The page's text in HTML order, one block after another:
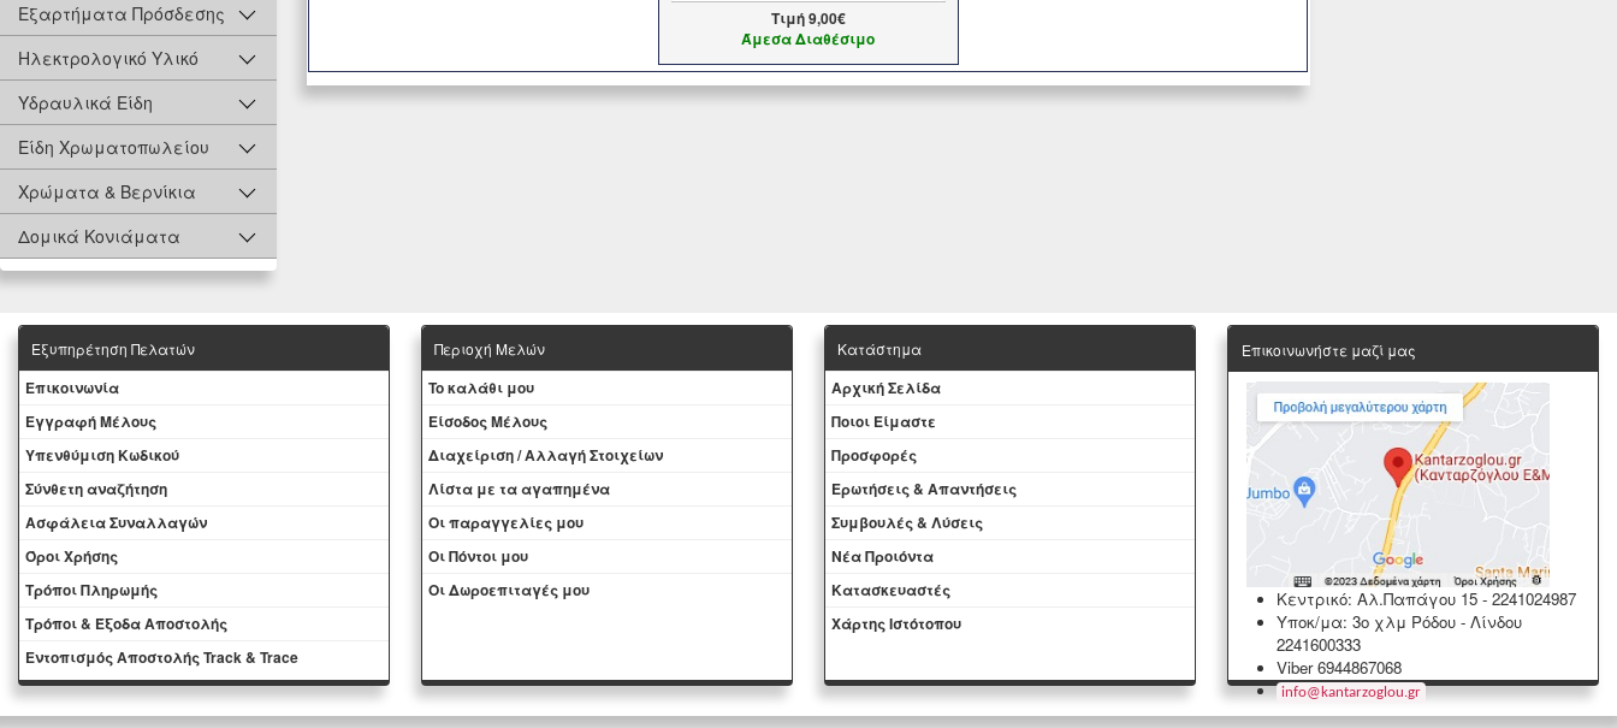
Εξαρτήματα Πρόσδεσης
Ηλεκτρολογικό Υλικό
Υδραυλικά Είδη
Είδη Χρωματοπωλείου
Χρώματα & Βερνίκια
Δομικά Κονιάματα
Τιμή9,00€
Άμεσα Διαθέσιμο
Εξυπηρέτηση Πελατών
Eπικοινωνία
Εγγραφή Μέλους
Yπενθύμιση Κωδικού
Σύνθετη αναζήτηση
Ασφάλεια Συναλλαγών
Όροι Χρήσης
Τρόποι Πληρωμής
Τρόποι & Έξοδα Αποστολής
Εντοπισμός Αποστολής Track & Trace
Περιοχή Mελών
To καλάθι μου
Eίσοδος Μέλους
Διαχείριση / Aλλαγή Στοιχείων
Λίστα με τα αγαπημένα
Oι παραγγελίες μου
Οι Πόντοι μου
Oι Δωροεπιταγές μου
Κατάστημα
Aρχική Σελίδα
Ποιοι Είμαστε
Προσφορές
Ερωτήσεις & Απαντήσεις
Συμβουλές & Λύσεις
Νέα Προιόντα
Kατασκευαστές
Χάρτης Ιστότοπου
Επικοινωνήστε μαζί μας
Κεντρικό: Αλ.Παπάγου 15 -2241024987
Υποκ/μα: 3ο χλμ Ρόδου - Λίνδου
2241600333
Viber 6944867068
info@ kantarzoglou.gr